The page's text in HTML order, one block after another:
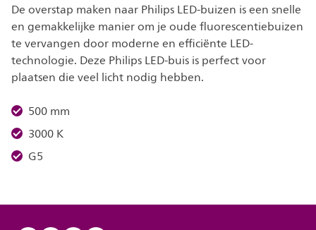
De overstap maken naar Philips LED-buizen is een snelle
en gemakkelijke manier om je oude fluorescentiebuizen
te vervangen door moderne en efficiënte LED-
technologie. Deze Philips LED-buis is perfect voor
plaatsen die veel licht nodig hebben.
500 mm
3000 K
G5